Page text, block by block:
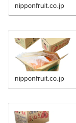
nipponfruit.co.jp
nipponfruit.co.jp